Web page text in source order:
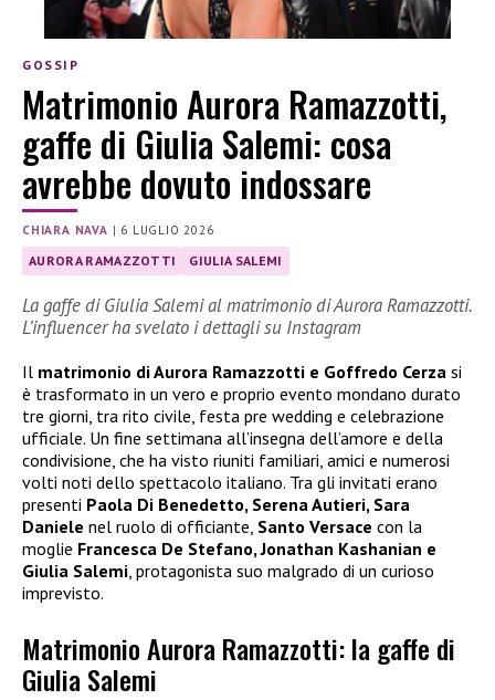
GOSSIP
Matrimonio Aurora Ramazzotti,
gaffe di Giulia Salemi: cosa
avrebbe dovuto indossare
CHIARA NAVA | 6 LUGLIO 2026
AURORA RAMAZZOTTI GIULIA SALEMI
La gaffe di Giulia Salemi al matrimonio di Aurora Ramazzotti.
L’influencer ha svelato i dettagli su Instagram
Il matrimonio di Aurora Ramazzotti e Goffredo Cerza si
è trasformato in un vero e proprio evento mondano durato
tre giorni, tra rito civile, festa pre wedding e celebrazione
ufficiale. Un fine settimana all’insegna dell’amore e della
condivisione, che ha visto riuniti familiari, amici e numerosi
volti noti dello spettacolo italiano. Tra gli invitati erano
presenti Paola Di Benedetto, Serena Autieri, Sara
Daniele nel ruolo di officiante, Santo Versace con la
moglie Francesca De Stefano, Jonathan Kashanian e
Giulia Salemi , protagonista suo malgrado di un curioso
imprevisto.
Matrimonio Aurora Ramazzotti: la gaffe di
Giulia Salemi